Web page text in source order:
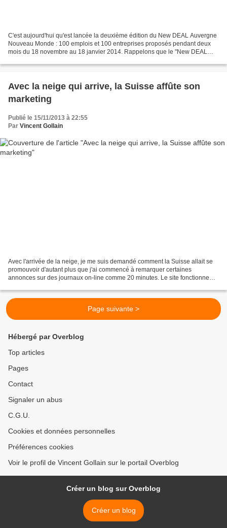
C'est aujourd'hui qu'est lancée la deuxième édition du New DEAL Auvergne
Nouveau Monde : 100 emplois et 100 entreprises proposés pendant deux
mois du 18 novembre au 18 janvier 2014. Rappelons que le "New DEAL
Avec la neige qui arrive, la Suisse affûte son
marketing
Publié le 15/11/2013 à 22:55
Par Vincent Gollain
Avec l'arrivée de la neige, je me suis demandé comment la Suisse allait se
promouvoir d'autant plus que j'ai commencé à remarquer certaines
annonces sur des journaux on-line comme 20 minutes. Le site fonctionne
Page suivante >
Hébergé par Overblog
Top articles
Pages
Contact
Signaler un abus
C.G.U.
Cookies et données personnelles
Préférences cookies
Voir le profil de Vincent Gollain sur le portail Overblog
Créer un blog sur Overblog
Créer un blog